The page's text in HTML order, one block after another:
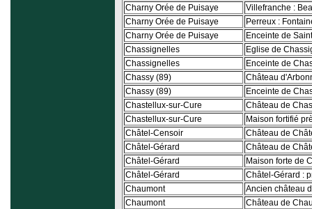
Charny Orée de Puisaye
Villefranche :
Charny Orée de Puisaye
Perreux :
Charny Orée de Puisaye
Enceinte de
Chassignelles
Eglise de
Chassignelles
Enceinte de
Chassy (89)
Château
Chassy (89)
Enceinte de
Chastellux-sur-Cure
Château de
Chastellux-sur-Cure
Maison fortifié
Châtel-Censoir
Château de
Châtel-Gérard
Château de
Châtel-Gérard
Maison forte de
Châtel-Gérard
Châtel-Gérard :
Chaumont
Ancien château
Chaumont
Château de